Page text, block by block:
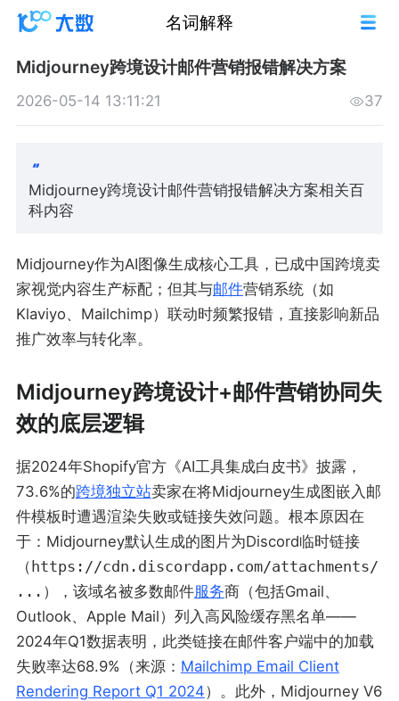
名词解释
Midjourney跨境设计邮件营销报错解决方案
2026-05-14 13:11:21 37
Midjourney跨境设计邮件营销报错解决方案相关百
科内容
Midjourney作为AI图像生成核心工具，已成中国跨境卖
家视觉内容生产标配；但其与邮件营销系统（如
Klaviyo、Mailchimp）联动时频繁报错，直接影响新品
推广效率与转化率。
Midjourney跨境设计+邮件营销协同失
效的底层逻辑
据2024年Shopify官方《AI工具集成白皮书》披露，
73.6%的跨境独立站卖家在将Midjourney生成图嵌入邮
件模板时遭遇渲染失败或链接失效问题。根本原因在
于：Midjourney默认生成的图片为Discord临时链接
（https://cdn.discordapp.com/attachments/
... ），该域名被多数邮件服务商（包括Gmail、
Outlook、Apple Mail）列入高风险缓存黑名单——
2024年Q1数据表明，此类链接在邮件客户端中的加载
失败率达68.9%（来源： Mailchimp Email Client
Rendering Report Q1 2024）。此外，Midjourney V6